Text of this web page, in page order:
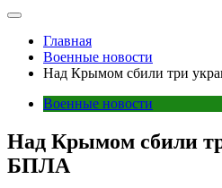
Главная
Военные новости
Над Крымом сбили три
Военные новости
Над Крымом сбили
БПЛА